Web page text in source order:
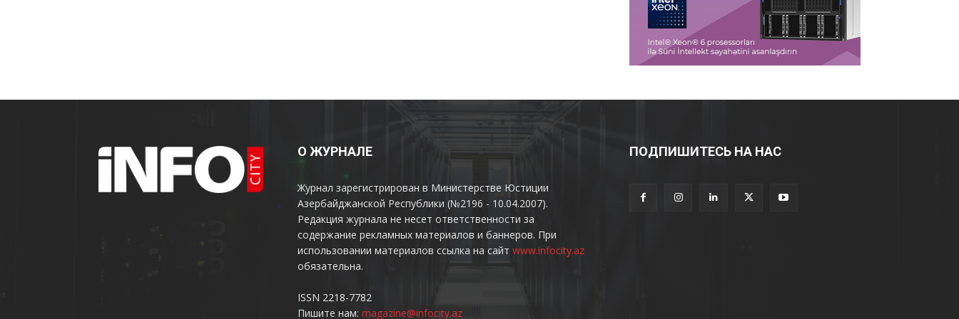
О ЖУРНАЛЕ
Журнал зарегистрирован в Министерстве Юстиции
Азербайджанской Республики (№2196 - 10.04.2007).
Редакция журнала не несет ответственности за
содержание рекламных материалов и баннеров. При
использовании материалов ссылка на сайт www.infocity.az
обязательна.
ISSN 2218-7782
Пишите нам: magazine@infocity.az
ПОДПИШИТЕСЬ НА НАС